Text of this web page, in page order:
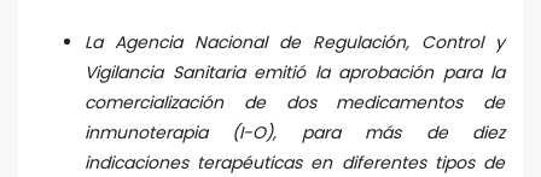
La Agencia Nacional de Regulación, Control y
Vigilancia Sanitaria emitió la aprobación para la
comercialización de dos medicamentos de
inmunoterapia (I-O), para más de diez
indicaciones terapéuticas en diferentes tipos de